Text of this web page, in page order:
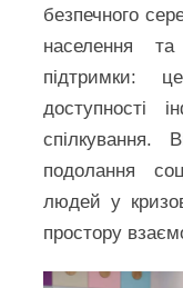
безпечного
населення та
підтримки:
доступності
спілкування.
подолання
людей у
простору